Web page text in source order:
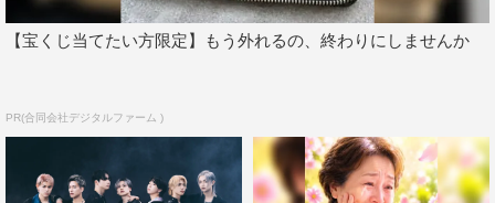
【宝くじ当てたい方限定】もう外れるの、終わりにしませんか
PR(合同会社デジタルファーム )